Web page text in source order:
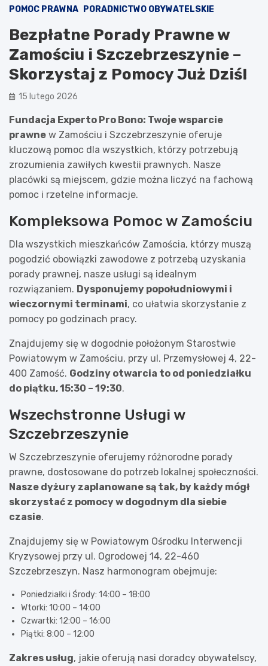
POMOC PRAWNA PORADNICTWO OBYWATELSKIE
Bezpłatne Porady Prawne w
Zamościu i Szczebrzeszynie –
Skorzystaj z Pomocy Już Dziś!
15 lutego 2026
Fundacja Experto Pro Bono: Twoje wsparcie
prawne w Zamościu i Szczebrzeszynie oferuje
kluczową pomoc dla wszystkich, którzy potrzebują
zrozumienia zawiłych kwestii prawnych. Nasze
placówki są miejscem, gdzie można liczyć na fachową
pomoc i rzetelne informacje.
Kompleksowa Pomoc w Zamościu
Dla wszystkich mieszkańców Zamościa, którzy muszą
pogodzić obowiązki zawodowe z potrzebą uzyskania
porady prawnej, nasze usługi są idealnym
rozwiązaniem. Dysponujemy popołudniowymi i
wieczornymi terminami, co ułatwia skorzystanie z
pomocy po godzinach pracy.
Znajdujemy się w dogodnie położonym Starostwie
Powiatowym w Zamościu, przy ul. Przemysłowej 4, 22-
400 Zamość. Godziny otwarcia to od poniedziałku
do piątku, 15:30 – 19:30.
Wszechstronne Usługi w
Szczebrzeszynie
W Szczebrzeszynie oferujemy różnorodne porady
prawne, dostosowane do potrzeb lokalnej społeczności.
Nasze dyżury zaplanowane są tak, by każdy mógł
skorzystać z pomocy w dogodnym dla siebie
czasie.
Znajdujemy się w Powiatowym Ośrodku Interwencji
Kryzysowej przy ul. Ogrodowej 14, 22-460
Szczebrzeszyn. Nasz harmonogram obejmuje:
Poniedziałki i Środy: 14:00 – 18:00
Wtorki: 10:00 – 14:00
Czwartki: 12:00 – 16:00
Piątki: 8:00 – 12:00
Zakres usług, jakie oferują nasi doradcy obywatelscy,